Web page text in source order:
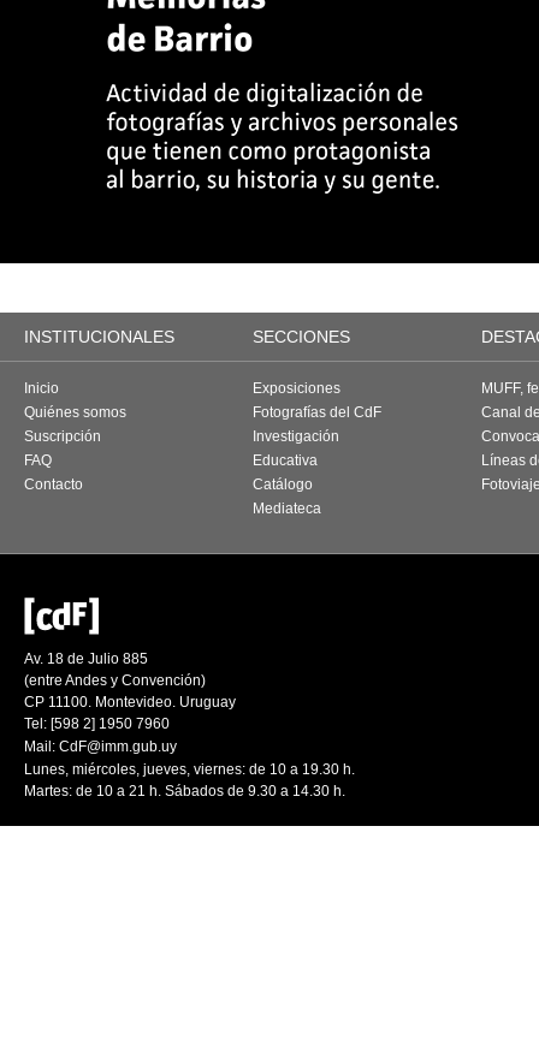
INSTITUCIONALES SECCIONES
Inicio
Quiénes somos
Suscripción
FAQ
Contacto
Exposiciones
Fotografías del CdF
Investigación
Educativa
Catálogo
Mediateca
MUFF,
Canal
Líneas
Av. 18 de Julio 885
(entre Andes y Convención)
CP 11100. Montevideo. Uruguay
Tel: [598 2] 1950 7960
Mail: CdF@imm.gub.uy
Lunes, miércoles, jueves, viernes: de 10 a 19.30 h.
Martes: de 10 a 21 h. Sábados de 9.30 a 14.30 h.